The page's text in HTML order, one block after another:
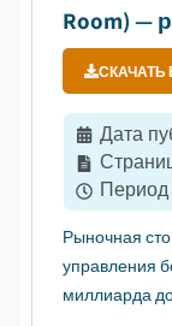
Room) —
СКАЧАТЬ
Дата
Период
Рыночная
управления
миллиарда